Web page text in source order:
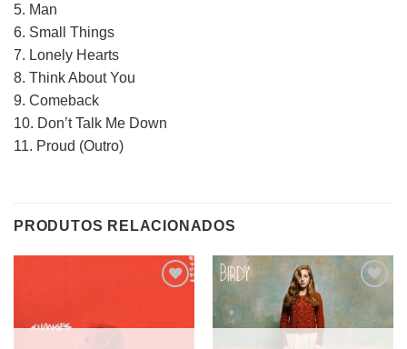
5. Man
6. Small Things
7. Lonely Hearts
8. Think About You
9. Comeback
10. Don’t Talk Me Down
11. Proud (Outro)
PRODUTOS RELACIONADOS
desejos
a lista de
desejos